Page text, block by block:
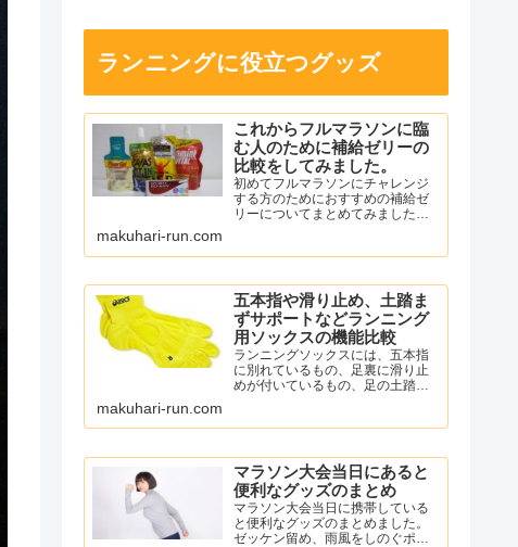
ランニングに役立つグッズ
これからフルマラソンに臨
む人のために補給ゼリーの
比較をしてみました。
初めてフルマラソンにチャレンジ
する方のためにおすすめの補給ゼ
リーについてまとめてみました。
クトエネルギー、スポーツようか
ンクなど。
makuhari-run.com
五本指や滑り止め、土踏ま
ずサポートなどランニング
用ソックスの機能比較
ランニングソックスには、五本指
に別れているもの、足裏に滑り止
めが付いているもの、足の土踏ま
ます。
んでランニングを楽しみましょ
う。
makuhari-run.com
マラソン大会当日にあると
便利なグッズのまとめ
マラソン大会当日に携帯している
と便利なグッズのまとめました。
ゼッケン留め、雨風をしのぐポン